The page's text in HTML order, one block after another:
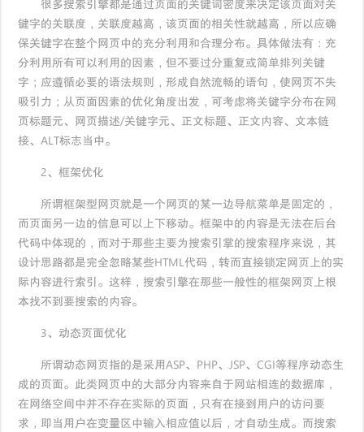
很多搜索引擎都是通过页面的关键词密度来决定该页面对关
键字的关联度，关联度越高，该页面的相关性就越高，所以应确
保关键字在整个网页中的充分利用和合理分布。具体做法有：充
分利用所有可以利用的因素，但不要过分重复或简单排列关键
字；应遵循必要的语法规则，形成自然流畅的语句，使网页不失
吸引力；从页面因素的优化角度出发，可考虑将关键字分布在网
页标题元、网页描述/关键字元、正文标题、正文内容、文本链
接、ALT标志当中。
2、框架优化
所谓框架型网页就是一个网页的某一边导航菜单是固定的，
而页面另一边的信息可以上下移动。框架中的内容是无法在后台
代码中体现的，而对于那些主要为搜索引掌的搜索程序来说，其
设计思路都是完全忽略某些HTML代码，转而直接锁定网页上的实
际内容进行索引。这样，搜索引擎在那些一般性的框架网页上根
本找不到要搜索的内容。
3、动态页面优化
所谓动态网页指的是采用ASP、PHP、JSP、CGI等程序动态生
成的页面。此类网页中的大部分内容来自于网站相连的数据库，
在网络空间中并不存在实际的页面，只有在接到用户的访问要
求，即当用户在变量区中输入相应值以后，才自动生成。而搜索